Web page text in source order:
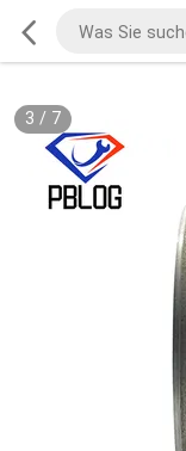
3 / 7